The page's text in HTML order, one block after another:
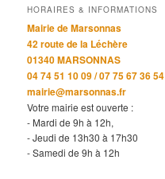
HORAIRES & INFORMATIONS
Mairie de Marsonnas
42 route de la Léchère
01340 MARSONNAS
04 74 51 10 09 / 07 75 67 36
mairie@marsonnas.fr
Votre mairie est ouverte :
- Mardi de 9h à 12h,
- Jeudi de 13h30 à 17h30
- Samedi de 9h à 12h